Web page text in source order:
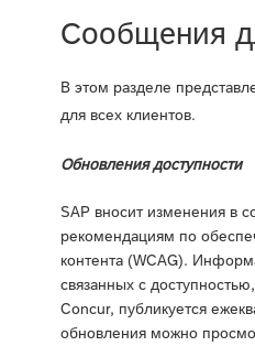
Сообщения
В этом разделе
для всех клиентов.
Обновления доступности
SAP вносит изменения в
рекомендациям по
контента (WCAG).
связанных с
Concur, публикуется
обновления можно